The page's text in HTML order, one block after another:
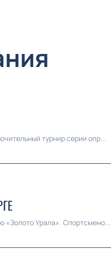
турнир серии опр...
«Золото Урала». Спортсмено...